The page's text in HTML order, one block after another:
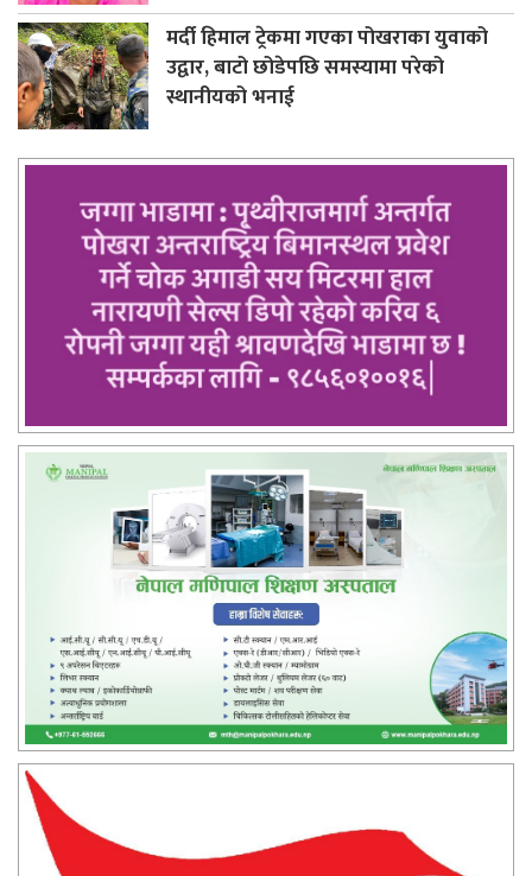
मर्दी हिमाल ट्रेकमा गएका पोखराका युवाको
उद्वार, बाटो छोडेपछि समस्यामा परेको
स्थानीयको भनाई